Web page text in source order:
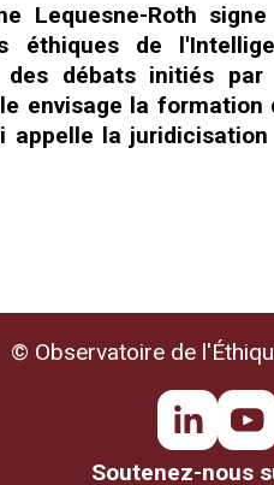
Lequesne-Roth
éthiques de
débats initiés par
envisage la formation
appelle la juridicisation
© Observatoire de
Soutenez-nous